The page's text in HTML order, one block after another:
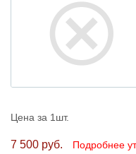
Цена за 1шт.
7 500 руб. Подробнее